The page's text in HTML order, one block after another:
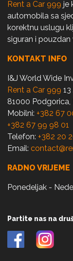
Rent a Car 999 je
automobila sa
korektnu uslugu
siguran i pouzdan
KONTAKT INFO
I&J World Wide
Rent a Car 999 13
81000
Mobilni: +382 67
+382 67 99 98 01
Telefon: +382 20
Email:
RADNO VRIJEME
Ponedeljak -
Partite nas na